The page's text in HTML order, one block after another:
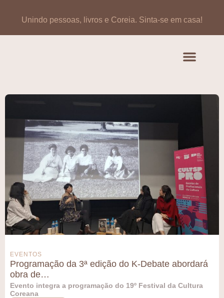
Unindo pessoas, livros e Coreia. Sinta-se em casa!
EVENTOS
Programação da 3ª edição do K-Debate abordará
obra de…
Evento integra a programação do 19º Festival da Cultura
Coreana